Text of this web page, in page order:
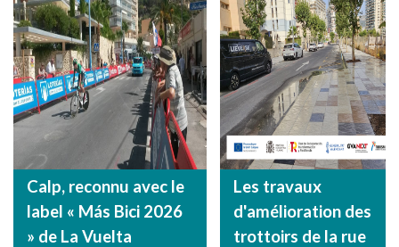
Calp, reconnu avec le
label « Más Bici 2026
» de La Vuelta
Les travaux
d'amélioration des
trottoirs de la rue